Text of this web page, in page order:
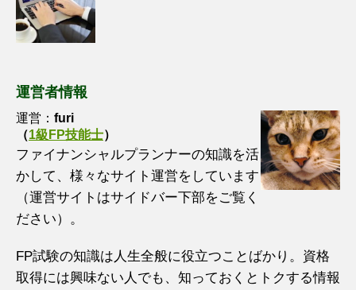
運営者情報
運営： furi
（1級FP技能士）
ファイナンシャルプランナーの知識を活
かして、様々なサイト運営をしています
（運営サイトはサイドバー下部をご覧く
ださい）。
FP試験の知識は人生全般に役立つことばかり。資格
取得には興味ない人でも、知っておくとトクする情報